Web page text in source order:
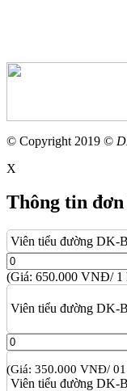
© Copyright 2019 ©
X
Thông tin đơn
Viên tiểu đường DK-
(Giá: 650.000 VNĐ/ 1
Viên tiểu đường DK-
(Giá: 350.000 VNĐ/
Viên tiểu đường DK-